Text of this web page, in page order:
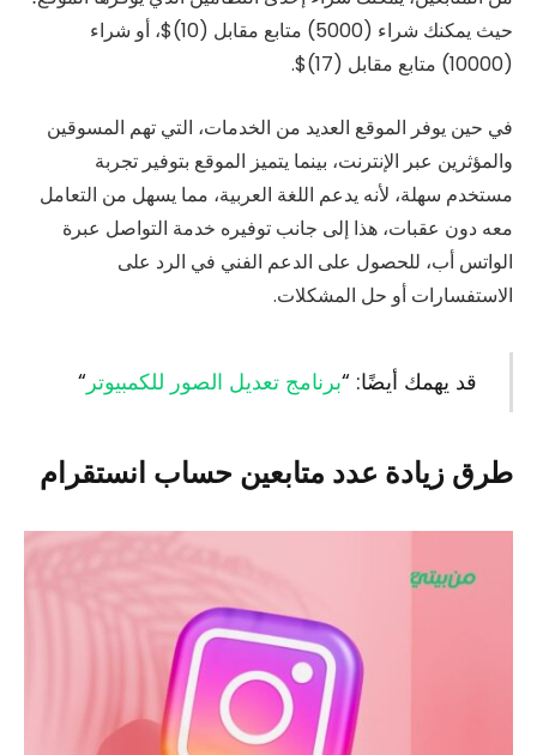
حيث يمكنك شراء (5000) متابع مقابل (10)$، أو شراء
(10000) متابع مقابل (17)$.
في حين يوفر الموقع العديد من الخدمات، التي تهم المسوقين
والمؤثرين عبر الإنترنت، بينما يتميز الموقع بتوفير تجربة
مستخدم سهلة، لأنه يدعم اللغة العربية، مما يسهل من التعامل
معه دون عقبات، هذا إلى جانب توفيره خدمة التواصل عبرة
الواتس أب، للحصول على الدعم الفني في الرد على
الاستفسارات أو حل المشكلات.
قد يهمك أيضًا: “برنامج تعديل الصور للكمبيوتر “
طرق زيادة عدد متابعين حساب انستقرام